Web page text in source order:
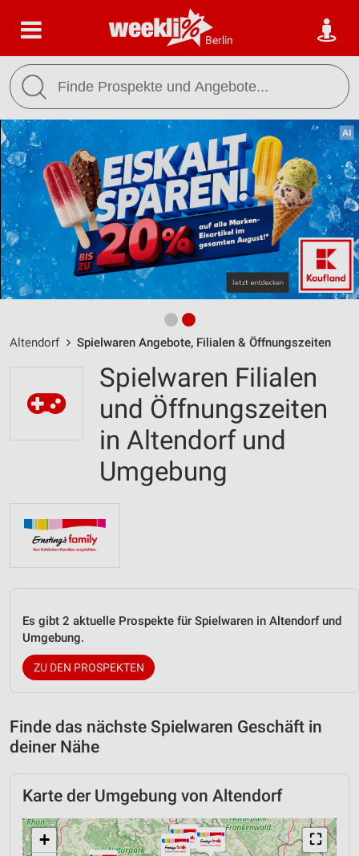
Berlin
Altendorf Spielwaren Angebote, Filialen & Öffnungszeiten
Spielwaren Filialen
und Öffnungszeiten
in Altendorf und
Umgebung
Es gibt 2 aktuelle Prospekte für Spielwaren in Altendorf und
Umgebung.
ZU DEN PROSPEKTEN
Finde das nächste Spielwaren Geschäft in
deiner Nähe
Karte der Umgebung von Altendorf
⛶
+